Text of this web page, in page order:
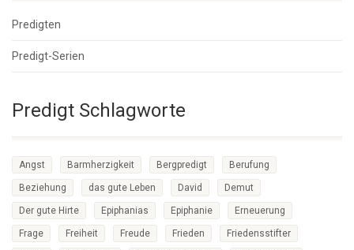
Predigten
Predigt-Serien
Predigt Schlagworte
Angst Barmherzigkeit Bergpredigt Berufung
Beziehung das gute Leben David Demut
Der gute Hirte Epiphanias Epiphanie Erneuerung
Frage Freiheit Freude Frieden Friedensstifter